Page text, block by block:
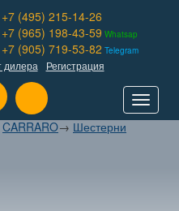
+7 (495) 215-14-26
+7 (965) 198-43-59 Whatsap
+7 (905) 719-53-82 Telegram
дилера Регистрация
Toggle
CARRARO→ Шестерни